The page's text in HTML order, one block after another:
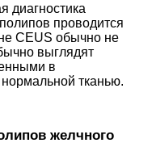
диагностика
проводится
CEUS обычно не
выглядят
в
тканью.
желчного